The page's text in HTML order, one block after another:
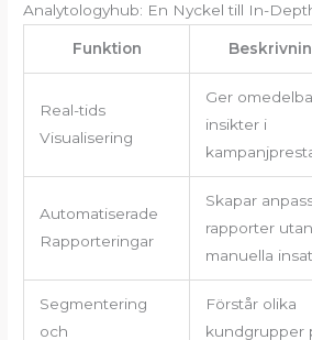
Analytologyhub: En Nyckel till In-
Funktion
Real-tids
Visualisering
Ger
insikter i
Automatiserade
Rapporteringar
Skapar
rapporter utan
manuella
Segmentering
och
Förstår olika
kundgrupper